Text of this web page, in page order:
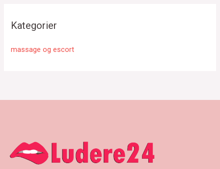
Kategorier
massage og escort